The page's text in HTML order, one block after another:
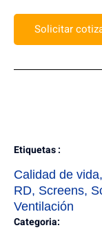
Solicitar
Etiquetas :
Calidad de vida,
RD, Screens,
Ventilación
Categoria: